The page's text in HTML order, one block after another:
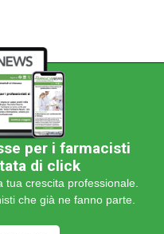
per i farmacisti
di click
tua crescita professionale.
che già ne fanno parte.